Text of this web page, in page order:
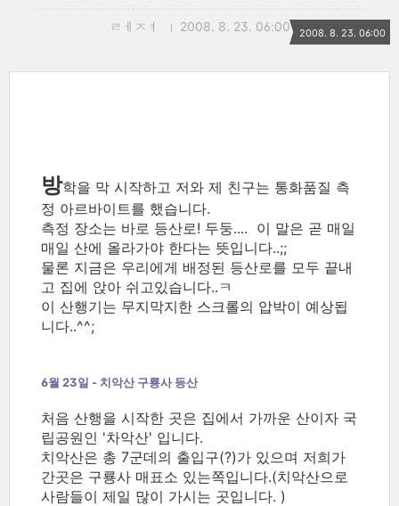
ㄹㅔㅈㅕ 2008. 8. 23. 06:00 2008. 8. 23. 06:00
방학을 막 시작하고 저와 제 친구는 통화품질 측
정 아르바이트를 했습니다.
측정 장소는 바로 등산로! 두둥.... 이 말은 곧 매일
매일 산에 올라가야 한다는 뜻입니다..;;
물론 지금은 우리에게 배정된 등산로를 모두 끝내
고 집에 앉아 쉬고있습니다..ㅋ
이 산행기는 무지막지한 스크롤의 압박이 예상됩
니다..^^;
6월 23일 - 치악산 구룡사 등산
처음 산행을 시작한 곳은 집에서 가까운 산이자 국
립공원인 '차악산' 입니다.
치악산은 총 7군데의 출입구(?)가 있으며 저희가
간곳은 구룡사 매표소 있는쪽입니다.(치악산으로
사람들이 제일 많이 가시는 곳입니다. )